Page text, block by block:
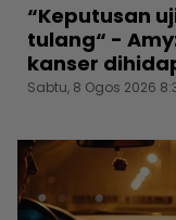
“Keputusan
tulang“ -
kanser
Sabtu, 8 Ogos 2026